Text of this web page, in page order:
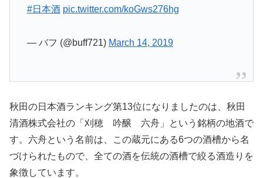
#日本酒 pic.twitter.com/koGws276hg
— バフ (@buff721) March 14, 2019
秋田の日本酒ランキング第13位になりましたのは、秋田
清酒株式会社の「刈穂 吟醸 六舟」という銘柄の地酒で
す。六舟という名前は、この蔵元にある6つの酒槽から名
づけられたもので、全ての酒を伝統の酒槽で絞る酒造りを
象徴しています。